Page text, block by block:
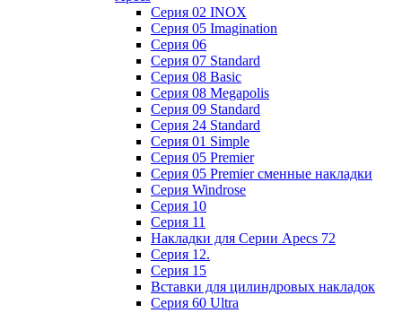
Cерия 02 INOX
Cерия 05 Imagination
Cерия 06
Cерия 07 Standard
Cерия 08 Basic
Cерия 08 Megapolis
Cерия 09 Standard
Cерия 24 Standard
Серия 01 Simple
Серия 05 Premier
Серия 05 Premier сменные накладки
Cерия Windrose
Серия 10
Серия 11
Накладки для Серии Apecs 72
Серия 12.
Серия 15
Вставки для цилиндровых накладок
Серия 60 Ultra